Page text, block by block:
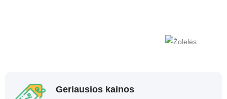
Geriausios kainos